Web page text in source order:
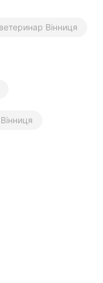
ветеринар Вінниця